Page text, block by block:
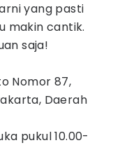
yang pasti
makin cantik.
saja!
Nomor 87,
Daerah
pukul 10.00-